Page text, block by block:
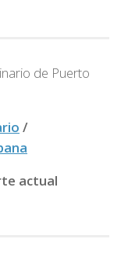
de Puerto
actual